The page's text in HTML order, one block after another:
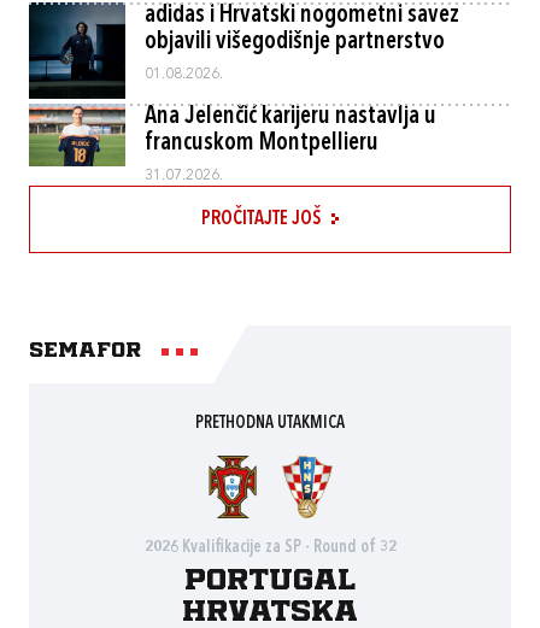
adidas i Hrvatski nogometni savez
objavili višegodišnje partnerstvo
01.08.2026.
Ana Jelenčić karijeru nastavlja u
francuskom Montpellieru
31.07.2026.
PROČITAJTE JOŠ
Semafor
PRETHODNA UTAKMICA
2026 Kvalifikacije za SP - Round of 32
Portugal
Hrvatska